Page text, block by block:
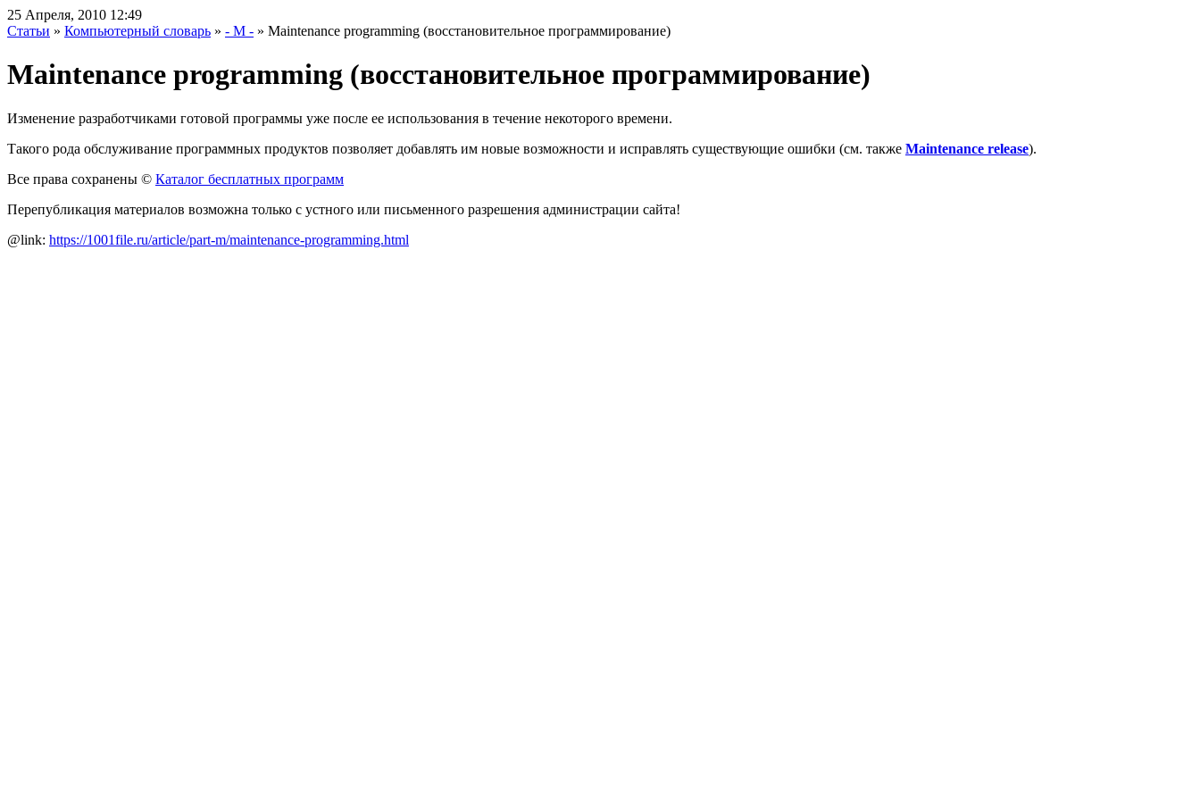
25 Апреля, 2010 12:49
Статьи » Компьютерный словарь » - M - » Maintenance programming (восстановительное программирование)
Maintenance programming (восстановительное программирование)
Изменение разработчиками готовой программы уже после ее использования в течение некоторого времени.
Такого рода обслуживание программных продуктов позволяет добавлять им новые возможности и исправлять существующие ошибки (см. также Maintenance release).
Все права сохранены © Каталог бесплатных программ
Перепубликация материалов возможна только с устного или письменного разрешения администрации сайта!
@link: https://1001file.ru/article/part-m/maintenance-programming.html